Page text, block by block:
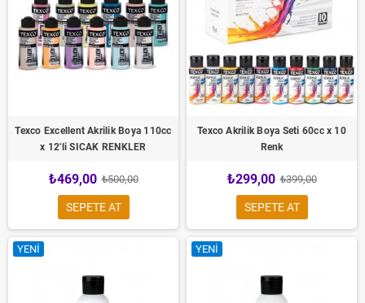
Texco Excellent Akrilik Boya 110cc
x 12'li SICAK RENKLER
₺469,00 ₺500,00
SEPETE AT
Texco Akrilik Boya Seti 60cc x 10
Renk
₺299,00 ₺399,00
SEPETE AT
YENI YENI